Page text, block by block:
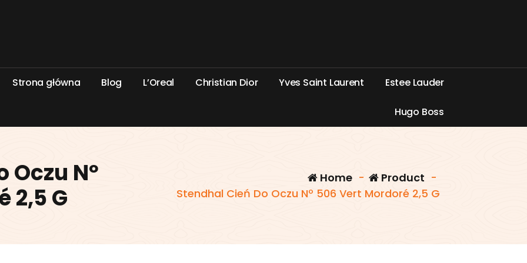
Strona główna Blog L’Oreal Christian Dior Yves Saint Laurent Estee Lauder
Hugo Boss
Oczu Nº
2,5 G
Home - Product -
Stendhal Cień Do Oczu Nº 506 Vert Mordoré 2,5 G